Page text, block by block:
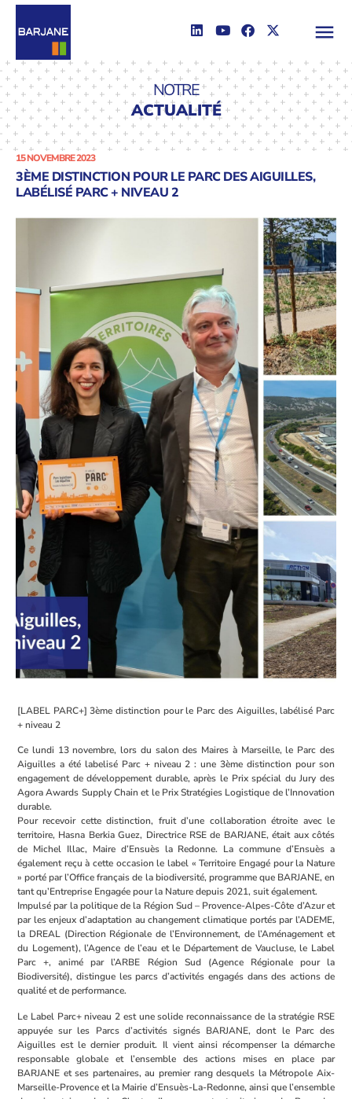
NOTRE
ACTUALITÉ
15 NOVEMBRE 2023
3ÈME DISTINCTION POUR LE PARC DES AIGUILLES,
LABÉLISÉ PARC + NIVEAU 2
[LABEL PARC+] 3ème distinction pour le Parc des Aiguilles, labélisé Parc
+ niveau 2
Ce lundi 13 novembre, lors du salon des Maires à Marseille, le Parc des
Aiguilles a été labelisé Parc + niveau 2 : une 3ème distinction pour son
engagement de développement durable, après le Prix spécial du Jury des
Agora Awards Supply Chain et le Prix Stratégies Logistique de l’Innovation
durable.
Pour recevoir cette distinction, fruit d’une collaboration étroite avec le
territoire, Hasna Berkia Guez, Directrice RSE de BARJANE, était aux côtés
de Michel Illac, Maire d’Ensuès la Redonne. La commune d’Ensuès a
également reçu à cette occasion le label « Territoire Engagé pour la Nature
» porté par l’Office français de la biodiversité, programme que BARJANE, en
tant qu’Entreprise Engagée pour la Nature depuis 2021, suit également.
Impulsé par la politique de la Région Sud – Provence-Alpes-Côte d’Azur et
par les enjeux d’adaptation au changement climatique portés par l’ADEME,
la DREAL (Direction Régionale de l’Environnement, de l’Aménagement et
du Logement), l’Agence de l’eau et le Département de Vaucluse, le Label
Parc +, animé par l’ARBE Région Sud (Agence Régionale pour la
Biodiversité), distingue les parcs d’activités engagés dans des actions de
qualité et de performance.
Le Label Parc+ niveau 2 est une solide reconnaissance de la stratégie RSE
appuyée sur les Parcs d’activités signés BARJANE, dont le Parc des
Aiguilles est le dernier produit. Il vient ainsi récompenser la démarche
responsable globale et l’ensemble des actions mises en place par
BARJANE et ses partenaires, au premier rang desquels la Métropole Aix-
Marseille-Provence et la Mairie d’Ensuès-La-Redonne, ainsi que l’ensemble